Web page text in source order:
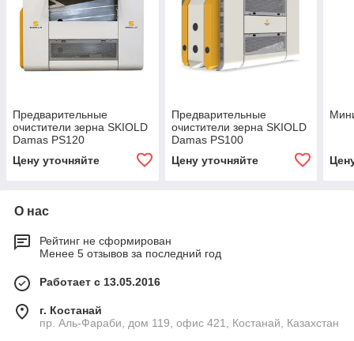
Предварительные
очистители зерна SKIOLD
Damas PS120
Цену уточняйте
Предварительные
очистители зерна SKIOLD
Damas PS100
Цену уточняйте
О нас
Рейтинг не сформирован
Менее 5 отзывов за последний год
Работает с 13.05.2016
г. Костанай
пр. Аль-Фараби, дом 119, офис 421, Костанай, Казахстан